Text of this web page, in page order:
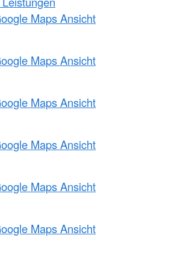
Maps Ansicht
Maps Ansicht
Maps Ansicht
Maps Ansicht
Maps Ansicht
Maps Ansicht